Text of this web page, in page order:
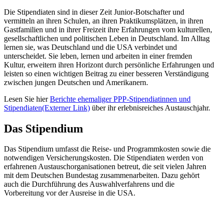
Die Stipendiaten sind in dieser Zeit Junior-Botschafter und
vermitteln an ihren Schulen, an ihren Praktikumsplätzen, in ihren
Gastfamilien und in ihrer Freizeit ihre Erfahrungen vom kulturellen,
gesellschaftlichen und politischen Leben in Deutschland. Im Alltag
lernen sie, was Deutschland und die USA verbindet und
unterscheidet. Sie leben, lernen und arbeiten in einer fremden
Kultur, erweitern ihren Horizont durch persönliche Erfahrungen und
leisten so einen wichtigen Beitrag zu einer besseren Verständigung
zwischen jungen Deutschen und Amerikanern.
Lesen Sie hierBerichte ehemaliger PPP-Stipendiatinnen und
Stipendiaten(Externer Link) über ihr erlebnisreiches Austauschjahr.
Das Stipendium
Das Stipendium umfasst die Reise- und Programmkosten sowie die
notwendigen Versicherungskosten. Die Stipendiaten werden von
erfahrenen Austauschorganisationen betreut, die seit vielen Jahren
mit dem Deutschen Bundestag zusammenarbeiten. Dazu gehört
auch die Durchführung des Auswahlverfahrens und die
Vorbereitung vor der Ausreise in die USA.